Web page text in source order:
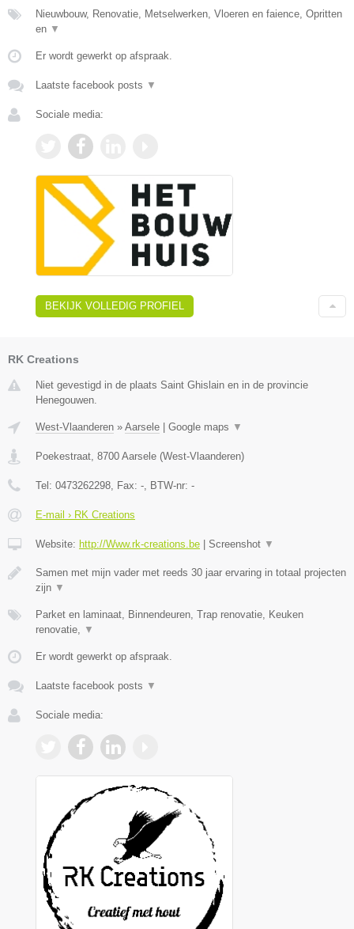
Nieuwbouw, Renovatie, Metselwerken, Vloeren en faience, Opritten
en ▼
Er wordt gewerkt op afspraak.
Laatste facebook posts ▼
Sociale media:
BEKIJK VOLLEDIG PROFIEL
RK Creations
Niet gevestigd in de plaats Saint Ghislain en in de provincie
Henegouwen.
West-Vlaanderen » Aarsele Google maps ▼
Poekestraat 8700 Aarsele (West-Vlaanderen)
Tel: 0473262298 , Fax: - , BTW-nr: -
E-mail › RK Creations
Website: http://Www.rk-creations.be Screenshot ▼
Samen met mijn vader met reeds 30 jaar ervaring in totaal projecten
zijn ▼
Parket en laminaat, Binnendeuren, Trap renovatie, Keuken
renovatie,
▼
Er wordt gewerkt op afspraak.
Laatste facebook posts ▼
Sociale media: